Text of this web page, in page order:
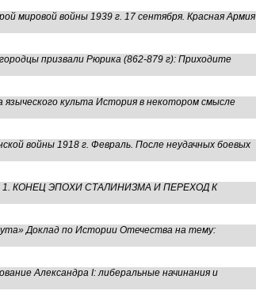
мировой войны 1939 г. 17 сентября. Красная Армия
призвали Рюрика (862-879 г): Приходите
культа История в некотором смысле
войны 1918 г. Февраль. После неудачных боевых
1. КОНЕЦ ЭПОХИ СТАЛИНИЗМА И ПЕРЕХОД К
Доклад по Истории Отечества на тему:
Александра I: либеральные начинания и